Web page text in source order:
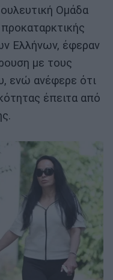
Ομάδα
Ελλήνων, έφεραν
με τους
ενώ ανέφερε ότι
έπειτα από